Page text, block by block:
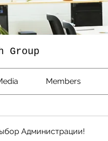
Group
Members
Администрации!